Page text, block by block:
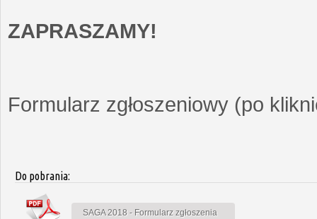
ZAPRASZAMY!
Formularz zgłoszeniowy (po
Do pobrania:
SAGA 2018 - Formularz zgłoszenia